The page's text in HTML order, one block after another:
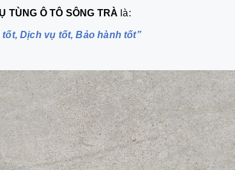
TÙNG Ô TÔ SÔNG TRÀ là:
Dịch vụ tốt, Bảo hành tốt”